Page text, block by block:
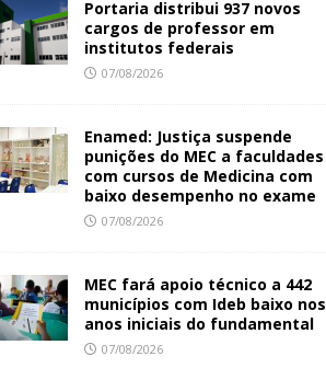
Portaria distribui 937 novos
cargos de professor em
institutos federais
07/08/2026
Enamed: Justiça suspende
punições do MEC a faculdades
com cursos de Medicina com
baixo desempenho no exame
07/08/2026
MEC fará apoio técnico a 442
municípios com Ideb baixo nos
anos iniciais do fundamental
07/08/2026